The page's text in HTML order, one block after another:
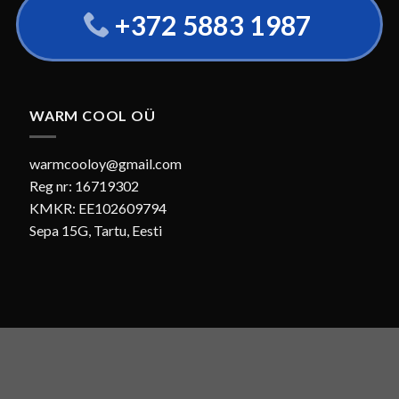
WARM COOL OÜ
warmcooloy@gmail.com
Reg nr: 16719302
KMKR: EE102609794
Sepa 15G, Tartu, Eesti
+372 5883 1987